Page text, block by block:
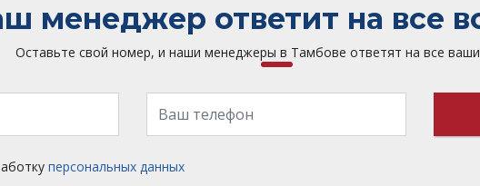
менеджер ответит на все
Оставьте свой номер, и наши менеджеры в Тамбове ответят на все
персональных данных